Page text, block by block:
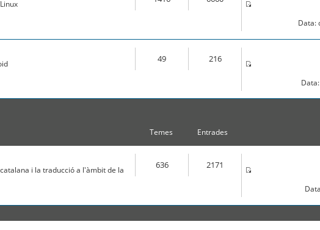
Data:
49 216
Temes Entrades
i la traducció a l'àmbit de la 636 2171